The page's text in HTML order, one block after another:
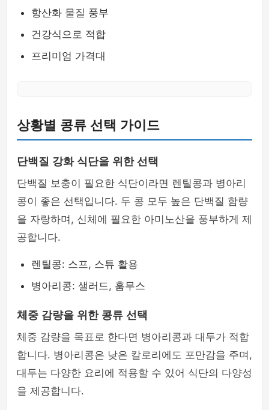
항산화 물질 풍부
건강식으로 적합
프리미엄 가격대
상황별 콩류 선택 가이드
단백질 강화 식단을 위한 선택
단백질 보충이 필요한 식단이라면 렌틸콩과 병아리
콩이 좋은 선택입니다. 두 콩 모두 높은 단백질 함량
을 자랑하며, 신체에 필요한 아미노산을 풍부하게 제
공합니다.
렌틸콩: 스프, 스튜 활용
병아리콩: 샐러드, 훔무스
체중 감량을 위한 콩류 선택
체중 감량을 목표로 한다면 병아리콩과 대두가 적합
합니다. 병아리콩은 낮은 칼로리에도 포만감을 주며,
대두는 다양한 요리에 적용할 수 있어 식단의 다양성
을 제공합니다.